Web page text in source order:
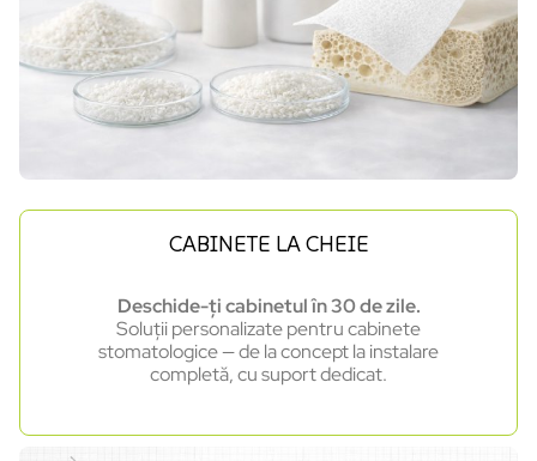
CABINETE LA CHEIE
Deschide-ți cabinetul în 30 de zile.
Soluții personalizate pentru cabinete
stomatologice — de la concept la instalare
completă, cu suport dedicat.